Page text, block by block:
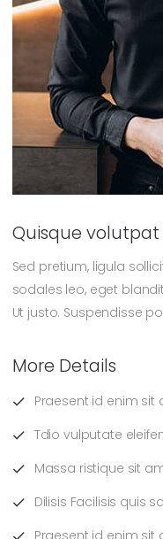
Quisque
Sed pretium, ligula
sodales leo, eget
Ut justo. Suspendisse
More Details
Praesent id enim sit
Tdio vulputate
Massa ristique sit
Dilisis Facilisis quis
Praesent id enim sit